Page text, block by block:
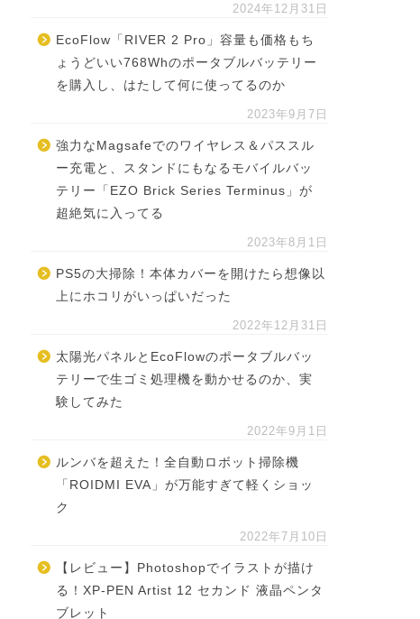
2024年12月31日
EcoFlow「RIVER 2 Pro」容量も価格もち
ょうどいい768Whのポータブルバッテリー
を購入し、はたして何に使ってるのか
2023年9月7日
強力なMagsafeでのワイヤレス＆パススル
ー充電と、スタンドにもなるモバイルバッ
テリー「EZO Brick Series Terminus」が
超絶気に入ってる
2023年8月1日
PS5の大掃除！本体カバーを開けたら想像以
上にホコリがいっぱいだった
2022年12月31日
太陽光パネルとEcoFlowのポータブルバッ
テリーで生ゴミ処理機を動かせるのか、実
験してみた
2022年9月1日
ルンバを超えた！全自動ロボット掃除機
「ROIDMI EVA」が万能すぎて軽くショッ
ク
2022年7月10日
【レビュー】Photoshopでイラストが描け
る！XP-PEN Artist 12 セカンド 液晶ペンタ
ブレット